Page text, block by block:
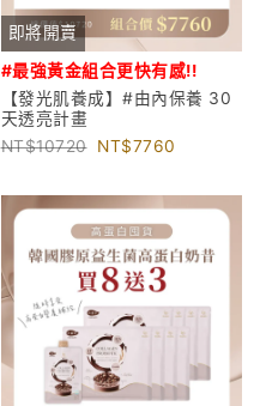
即將開賣
#最強黃金組合更快有感!!
【發光肌養成】#由內保養 30
天透亮計畫
10720
7760